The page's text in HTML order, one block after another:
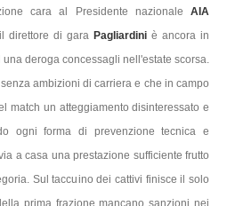
cara al Presidente nazionaleAIA
direttore di gara Pagliardini è ancora in
una deroga concessagli nell'estate scorsa.
ambizioni di carriera e che in campo
match un atteggiamento disinteressato e
ogni forma di prevenzione tecnica e
a casa una prestazione sufficiente frutto
Sul taccuino dei cattivi finisce il solo
prima frazione mancano sanzioni nei